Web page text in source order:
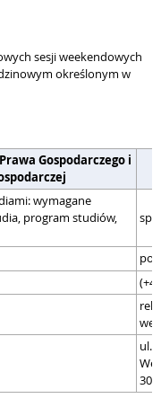
sesji weekendowych
określonym w
Gospodarczego i
wymagane
program studiów,
ul.
30-